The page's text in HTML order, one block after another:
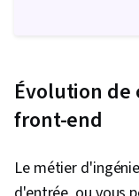
Évolution
front-end
Le métier